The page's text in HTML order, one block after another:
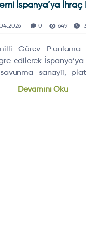
İspanya’ya İhraç
0 649
milli Görev Planlama
edilerek
sanayii,
da Avrupa
Devamını Oku